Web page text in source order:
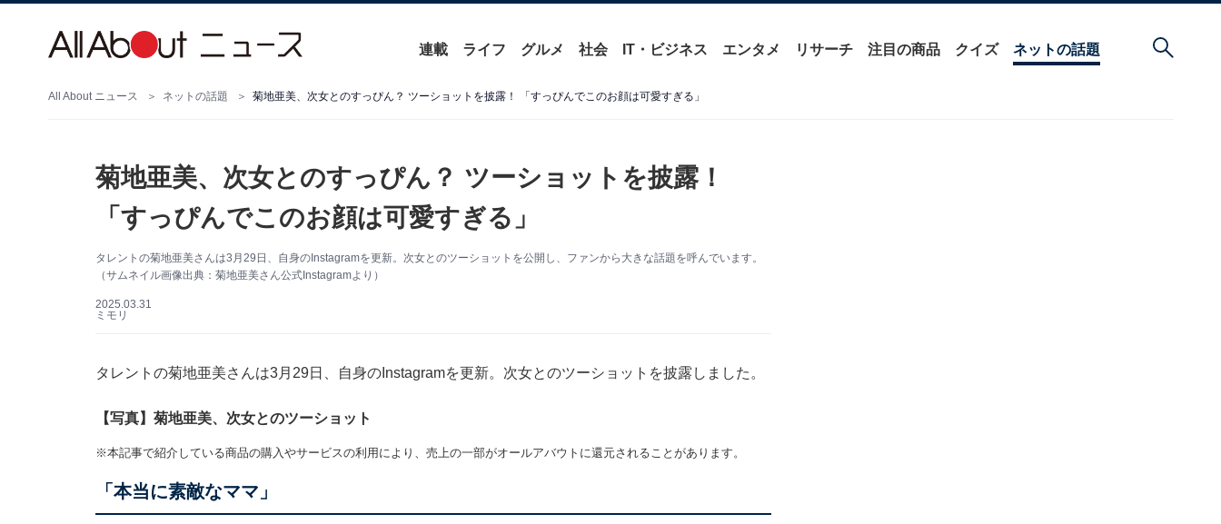
連載 ライフ グルメ 社会 IT・ビジネス エンタメ リサーチ 注目の商品 クイズ ネットの話題
All About ニュース ネットの話題 菊地亜美、次女とのすっぴん？ ツーショットを披露！ 「すっぴんでこのお顔は可愛すぎる」
菊地亜美、次女とのすっぴん？ ツーショットを披露！
「すっぴんでこのお顔は可愛すぎる」
タレントの菊地亜美さんは3月29日、自身のInstagramを更新。次女とのツーショットを公開し、ファンから大きな話題を呼んでいます。
（サムネイル画像出典：菊地亜美さん公式Instagramより）
2025.03.31
ミモリ
タレントの菊地亜美さんは3月29日、自身のInstagramを更新。次女とのツーショットを披露しました。
【写真】菊地亜美、次女とのツーショット
※本記事で紹介している商品の購入やサービスの利用により、売上の一部がオールアバウトに還元されることがあります。
「本当に素敵なママ」